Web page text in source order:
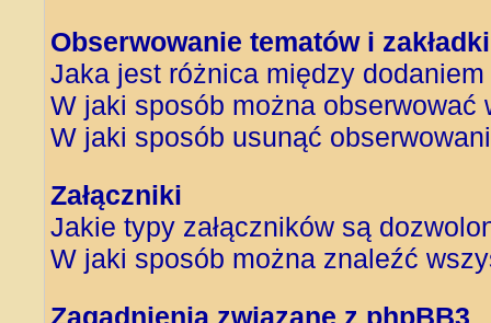
Obserwowanie tematów i zakładki
Jaka jest różnica między
W jaki sposób można obserwować
W jaki sposób usunąć
Załączniki
Jakie typy załączników są
W jaki sposób można znaleźć
Zagadnienia związane z phpBB3